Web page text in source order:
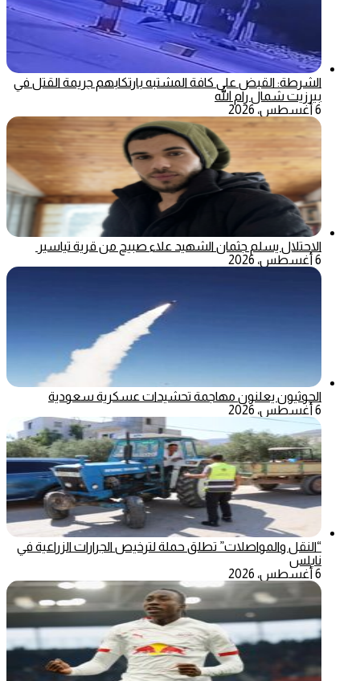
الشرطة: القبض على كافة المشتبه بارتكابهم جريمة القتل في
بيرزيت شمال رام الله
6 أغسطس، 2026
الاحتلال يسلم جثمان الشهيد علاء صبيح من قرية تياسير
6 أغسطس، 2026
الحوثيون يعلنون مهاجمة تحشيدات عسكرية سعودية
6 أغسطس، 2026
“النقل والمواصلات” تطلق حملة لترخيص الجرارات الزراعية في
نابلس
6 أغسطس، 2026